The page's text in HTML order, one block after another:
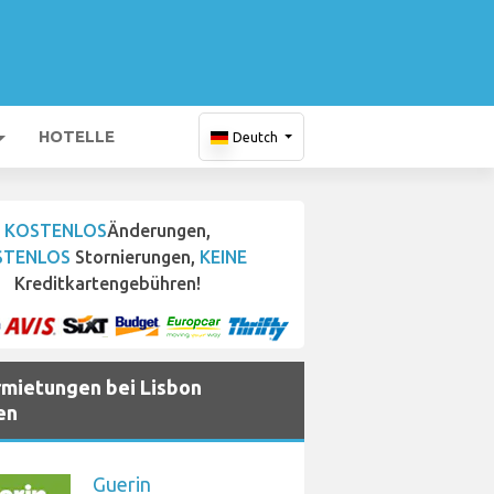
HOTELLE Deutch
KOSTENLOSÄnderungen,
Stornierungen, KEINE
Kreditkartengebühren!
bei Lisbon
Guerin